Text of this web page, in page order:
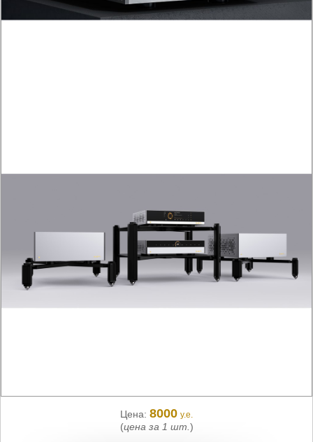
Цена: 8000 у.е.
(цена за 1 шт. )